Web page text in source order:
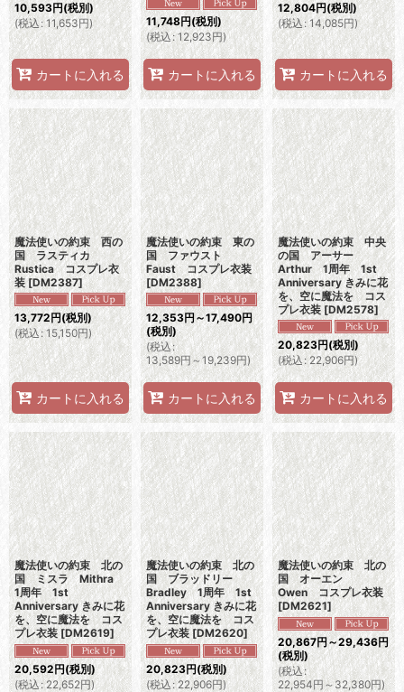
10,593円(税別)
(税込: 11,653円)
カートに入れる
11,748円(税別)
(税込: 12,923円)
カートに入れる
12,804円(税別)
(税込 : 14,085円)
カートに入れる
魔法使いの約束 西の
国 ラスティカ
Rustica コスプレ衣
装 [DM2387]
13,772円(税別)
(税込 : 15,150円)
カートに入れる
魔法使いの約束 東の
国 ファウスト
Faust コスプレ衣装
[DM2388]
12,353円～17,490円
(税別)
(税込:
13,589円 ～19,239円)
カートに入れる
魔法使いの約束 中央
の国 アーサー
Arthur 1周年 1st
Anniversary きみに花
を、空に魔法を コス
プレ衣装 [DM2578]
20,823円(税別)
(税込 : 22,906円)
カートに入れる
魔法使いの約束 北の
国 ミスラ Mithra
1周年 1st
Anniversary きみに花
を、空に魔法を コス
プレ衣装 [DM2619]
20,592円(税別)
(税込 : 22,652円)
魔法使いの約束 北の
国 ブラッドリー
Bradley 1周年 1st
Anniversary きみに花
を、空に魔法を コス
プレ衣装 [DM2620]
20,823円(税別)
(税込 : 22,906円)
魔法使いの約束 北の
国 オーエン
Owen コスプレ衣装
[DM2621]
20,867円～29,436円
(税別)
(税込:
22,954円～32,380円)